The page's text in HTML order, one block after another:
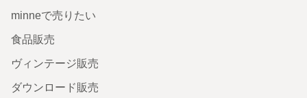
minneで売りたい
食品販売
ヴィンテージ販売
ダウンロード販売